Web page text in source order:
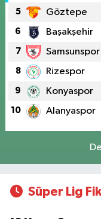
5 Göztepe
6 Başakşehir
7 Samsunspor
8 Rizespor
9 Konyaspor
10 Alanyaspor
Süper Lig